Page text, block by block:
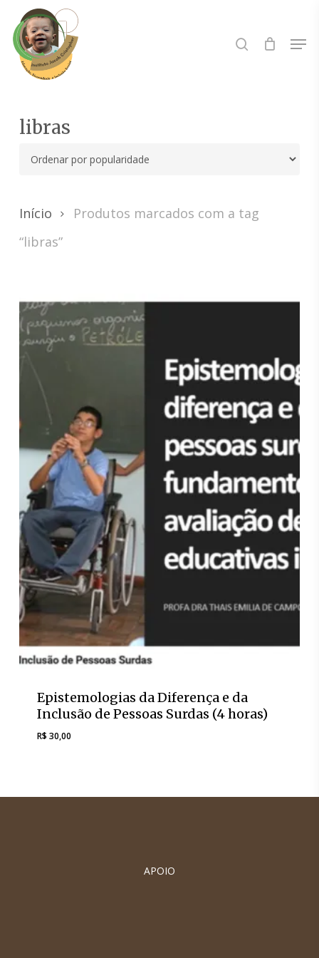
Skip
main
content
libras
Início
Produtos marcados com a tag
“libras”
Epistemologias da Diferença e da
Inclusão de Pessoas Surdas (4 horas)
R$ 30,00
APOIO